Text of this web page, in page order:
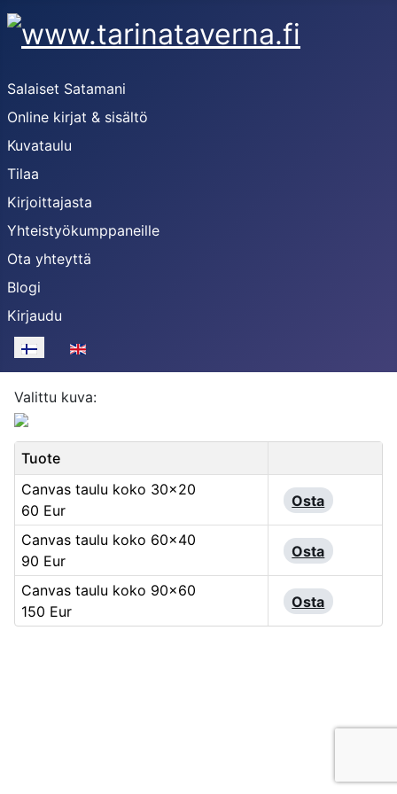
Salaiset Satamani
Online kirjat & sisältö
Kuvataulu
Tilaa
Kirjoittajasta
Yhteistyökumppaneille
Ota yhteyttä
Blogi
Kirjaudu
Valitse kieli
Valittu kuva:
Tuote
Canvas taulu koko 30x20
60 Eur
Osta
Canvas taulu koko 60x40
90 Eur
Osta
Canvas taulu koko 90x60
150 Eur
Osta